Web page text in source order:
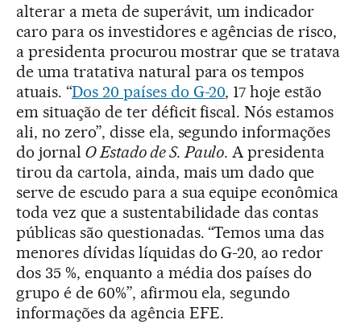
alterar a meta de superávit, um indicador
caro para os investidores e agências de risco,
a presidenta procurou mostrar que se tratava
de uma tratativa natural para os tempos
atuais. “Dos 20 países do G-20, 17 hoje estão
em situação de ter déficit fiscal. Nós estamos
ali, no zero”, disse ela, segundo informações
do jornal O Estado de S. Paulo. A presidenta
tirou da cartola, ainda, mais um dado que
serve de escudo para a sua equipe econômica
toda vez que a sustentabilidade das contas
públicas são questionadas. “Temos uma das
menores dívidas líquidas do G-20, ao redor
dos 35 %, enquanto a média dos países do
grupo é de 60%”, afirmou ela, segundo
informações da agência EFE.